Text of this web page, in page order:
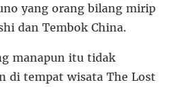
yang orang bilang mirip
dan Tembok China.
manapun itu tidak
di tempat wisata The Lost